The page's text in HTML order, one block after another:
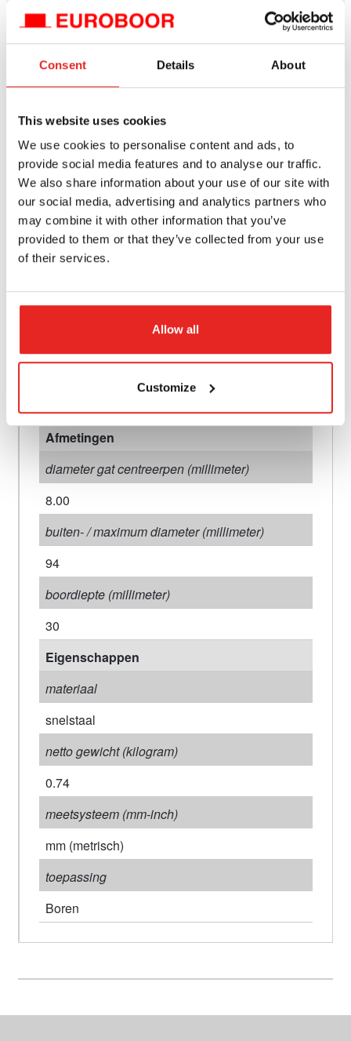
Consent Details About
This website uses cookies
We use cookies to personalise content and ads, to
provide social media features and to analyse our traffic.
We also share information about your use of our site with
our social media, advertising and analytics partners who
may combine it with other information that you’ve
provided to them or that they’ve collected from your use
of their services.
Allow all
Customize
Vergelijk dit product Vergelijk dit product
Bestel
Eigenschappen
Eigenschappen
Verbinding
aansluiting 1 model
aansluiting 1 maat (millimeter)
Afmetingen
diameter gat centreerpen (millimeter)
8.00
buiten- / maximum diameter (millimeter)
94
boordiepte (millimeter)
30
Eigenschappen
materiaal
snelstaal
netto gewicht (kilogram)
0.74
meetsysteem (mm-inch)
mm (metrisch)
toepassing
Boren